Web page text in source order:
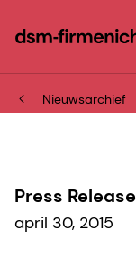
Nieuwsarchief
Press Release
april 30, 2015